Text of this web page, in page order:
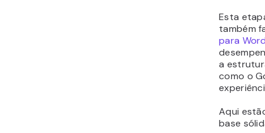
Esta
também
para
a
como o
Aqui
base